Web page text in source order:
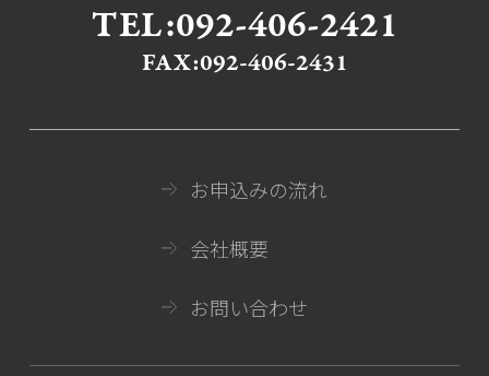
TEL:092-406-2421
FAX:092-406-2431
お申込みの流れ
会社概要
お問い合わせ